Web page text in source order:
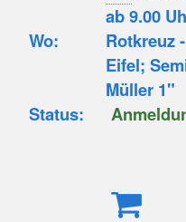
ab 9.00
Wo:
Rotkreuz
Eifel;
Müller 1"
Status: